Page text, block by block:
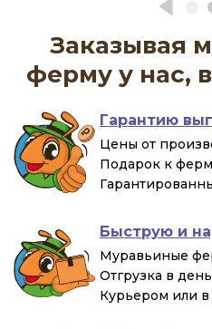
Заказывая
ферму у нас,
Гарантию
Цены от
Подарок к
Быструю и
Муравьиные
Отгрузка в
Курьером или в